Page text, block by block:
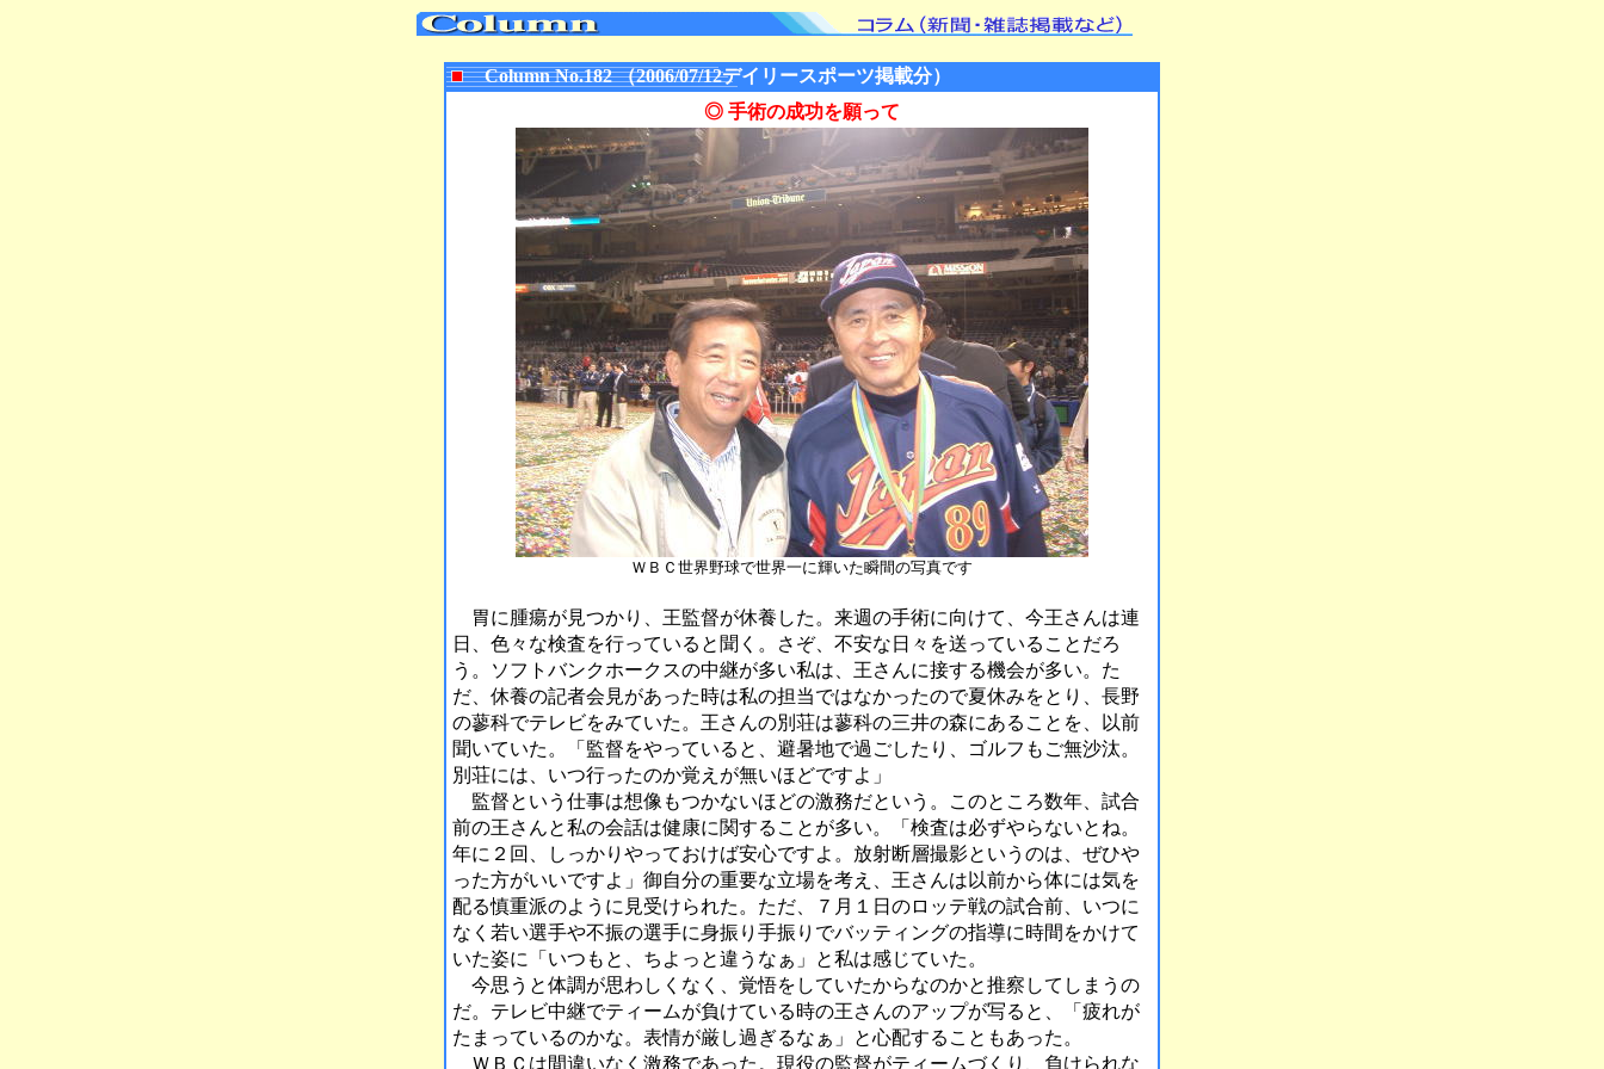
Column No.182 （2006/07/12デイリースポーツ掲載分）
◎ 手術の成功を願って
ＷＢＣ世界野球で世界一に輝いた瞬間の写真です
胃に腫瘍が見つかり、王監督が休養した。来週の手術に向けて、今王さんは連
日、色々な検査を行っていると聞く。さぞ、不安な日々を送っていることだろ
う。ソフトバンクホークスの中継が多い私は、王さんに接する機会が多い。た
だ、休養の記者会見があった時は私の担当ではなかったので夏休みをとり、長野
の蓼科でテレビをみていた。王さんの別荘は蓼科の三井の森にあることを、以前
聞いていた。「監督をやっていると、避暑地で過ごしたり、ゴルフもご無沙汰。
別荘には、いつ行ったのか覚えが無いほどですよ」
監督という仕事は想像もつかないほどの激務だという。このところ数年、試合
前の王さんと私の会話は健康に関することが多い。「検査は必ずやらないとね。
年に２回、しっかりやっておけば安心ですよ。放射断層撮影というのは、ぜひや
った方がいいですよ」御自分の重要な立場を考え、王さんは以前から体には気を
配る慎重派のように見受けられた。ただ、７月１日のロッテ戦の試合前、いつに
なく若い選手や不振の選手に身振り手振りでバッティングの指導に時間をかけて
いた姿に「いつもと、ちよっと違うなぁ」と私は感じていた。
今思うと体調が思わしくなく、覚悟をしていたからなのかと推察してしまうの
だ。テレビ中継でティームが負けている時の王さんのアップが写ると、「疲れが
たまっているのかな。表情が厳し過ぎるなぁ」と心配することもあった。
ＷＢＣは間違いなく激務であった。現役の監督がティームづくり、負けられな